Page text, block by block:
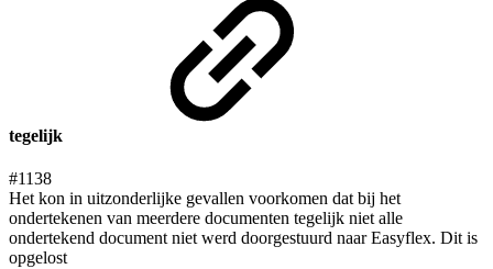
tegelijk
#1138
Het kon in uitzonderlijke gevallen voorkomen dat bij het
ondertekenen van meerdere documenten tegelijk niet alle
ondertekend document niet werd doorgestuurd naar Easyflex. Dit is
opgelost